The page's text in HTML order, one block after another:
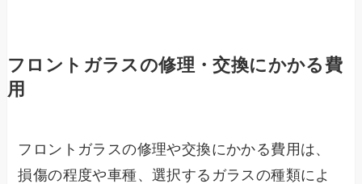
フロントガラスの修理・交換にかかる費
用
フロントガラスの修理や交換にかかる費用は、
損傷の程度や車種、選択するガラスの種類によ